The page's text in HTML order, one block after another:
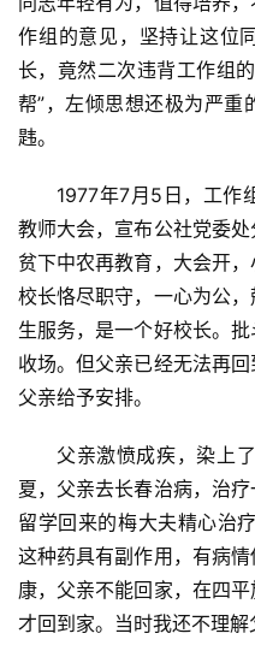
首
页
文
化
活
情
感
作组的意见，坚持让这位
长，竟然二次违背工作组
帮”，左倾思想还极为严重
韪。
1977年7月5日，工作
教师大会，宣布公社党委
贫下中农再教育，大会开
校长恪尽职守，一心为公
生服务，是一个好校长。
收场。但父亲已经无法再
父亲给予安排。
父亲激愤成疾，染上
夏，父亲去长春治病，治
留学回来的梅大夫精心治
这种药具有副作用，有病
康，父亲不能回家，在四
才回到家。当时我还不理解